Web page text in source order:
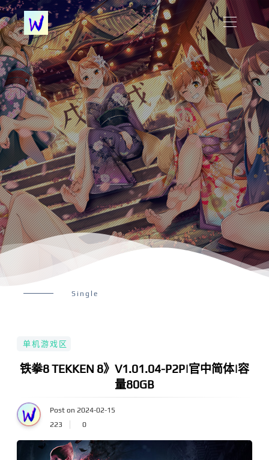
Single
单机游戏区
铁拳8 TEKKEN 8》V1.01.04-P2P|官中简体|容
量80GB
Post on 2024-02-15
223
0